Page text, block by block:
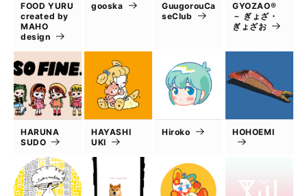
FOOD YURU
created by
MAHO
design
gooska
GuugorouCa
seClub
GYOZAO®
－ ぎょざ・
ぎょざお
HARUNA
SUDO
HAYASHI
UKI
Hiroko HOHOEMI